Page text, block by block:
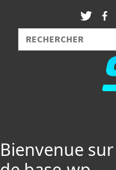
Bienvenue